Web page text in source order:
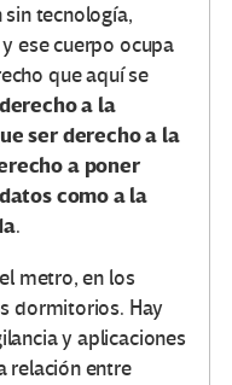
tecnología,
ese cuerpo ocupa
que aquí se
derecho a la
ser derecho a la
a poner
como a la
.
metro, en los
dormitorios. Hay
y aplicaciones
relación entre